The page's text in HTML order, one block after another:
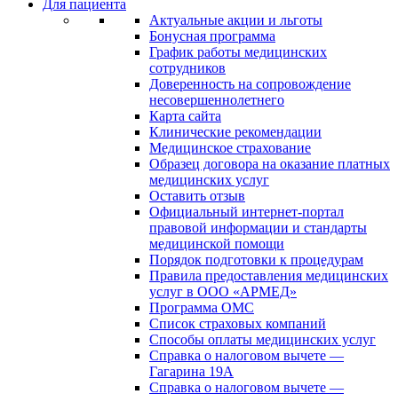
Для пациента
Актуальные акции и льготы
Бонусная программа
График работы медицинских
сотрудников
Доверенность на сопровождение
несовершеннолетнего
Карта сайта
Клинические рекомендации
Медицинское страхование
Образец договора на оказание платных
медицинских услуг
Оставить отзыв
Официальный интернет-портал
правовой информации и стандарты
медицинской помощи
Порядок подготовки к процедурам
Правила предоставления медицинских
услуг в ООО «АРМЕД»
Программа ОМС
Список страховых компаний
Способы оплаты медицинских услуг
Справка о налоговом вычете —
Гагарина 19А
Справка о налоговом вычете —